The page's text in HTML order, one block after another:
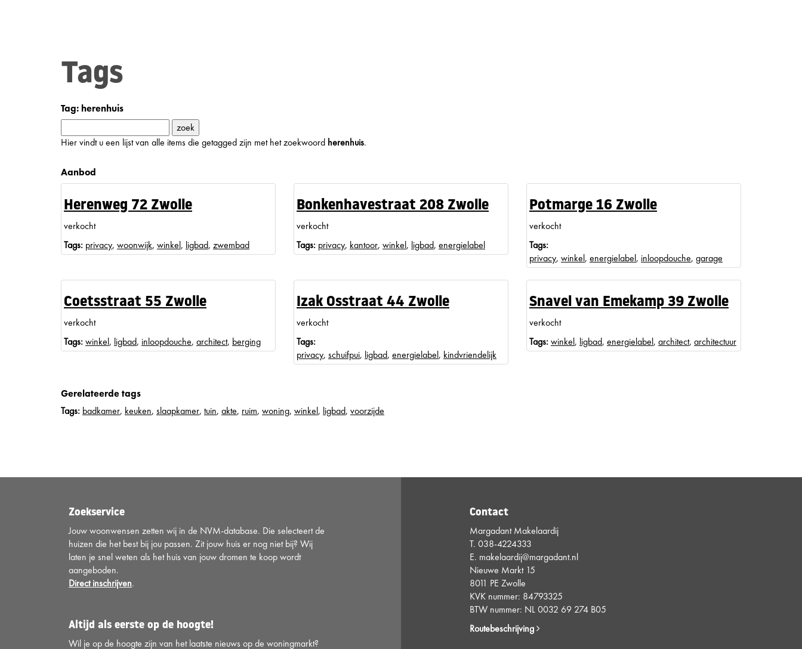
Tags
Tag: herenhuis
Hier vindt u een lijst van alle items die getagged zijn met het zoekwoord herenhuis.
Aanbod
Herenweg 72 Zwolle
verkocht
Tags: privacy, woonwijk, winkel, ligbad, zwembad
Bonkenhavestraat 208 Zwolle
verkocht
Tags: privacy, kantoor, winkel, ligbad, energielabel
Potmarge 16 Zwolle
verkocht
Tags:
privacy, winkel, energielabel, inloopdouche, garage
Coetsstraat 55 Zwolle
verkocht
Tags:winkel, ligbad, inloopdouche, architect, berging
Izak Osstraat 44 Zwolle
verkocht
Tags:
privacy, schuifpui, ligbad, energielabel, kindvriendelijk
Snavel van Emekamp 39 Zwolle
verkocht
Tags:winkel, ligbad, energielabel, architect, architectuur
Gerelateerde tags
Tags: badkamer, keuken, slaapkamer, tuin, akte, ruim, woning, winkel, ligbad, voorzijde
Zoekservice
Jouw woonwensen zetten wij in de NVM-database. Die selecteert de
huizen die het best bij jou passen. Zit jouw huis er nog niet bij? Wij
laten je snel weten als het huis van jouw dromen te koop wordt
aangeboden.
Direct inschrijven.
Altijd als eerste op de hoogte!
Wil je op de hoogte zijn van het laatste nieuws op de woningmarkt?
Contact
Margadant Makelaardij
T. 038-4224333
E. makelaardij@margadant.nl
Nieuwe Markt 15
8011 PE Zwolle
KVK nummer: 84793325
BTW nummer: NL 0032 69 274 B05
Routebeschrijving